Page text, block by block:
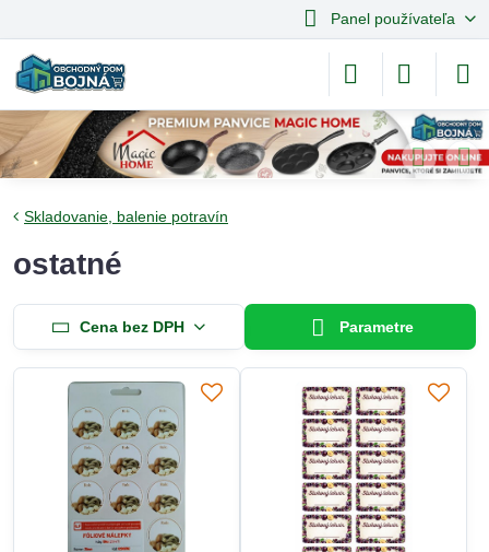
Panel používateľa
Skladovanie, balenie potravín
ostatné
Cena bez DPH Parametre